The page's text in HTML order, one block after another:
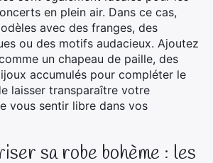
en plein air. Dans ce cas,
avec des franges, des
ou des motifs audacieux. Ajoutez
un chapeau de paille, des
accumulés pour compléter le
laisser transparaître votre
vous sentir libre dans vos
sa robe bohème : les